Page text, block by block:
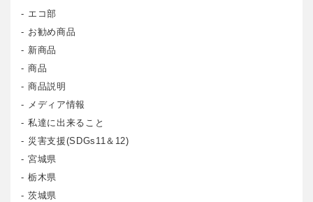
エコ部
お勧め商品
新商品
商品
商品説明
メディア情報
私達に出来ること
災害支援(SDGs11＆12)
宮城県
栃木県
茨城県